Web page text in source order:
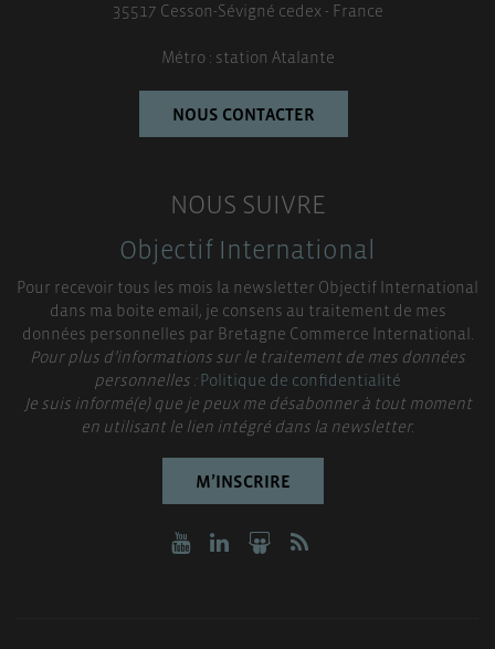
35517 Cesson-Sévigné cedex - France
Métro : station Atalante
NOUS CONTACTER
NOUS SUIVRE
Objectif International
Pour recevoir tous les mois la newsletter Objectif International
dans ma boite email, je consens au traitement de mes
données personnelles par Bretagne Commerce International.
Pour plus d’informations sur le traitement de mes données
personnelles :Politique de confidentialité
Je suis informé(e) que je peux me désabonner à tout moment
en utilisant le lien intégré dans la newsletter.
M’INSCRIRE